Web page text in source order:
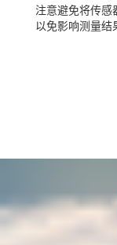
注意避免将传感
以免影响测量结